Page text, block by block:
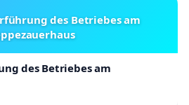
des Betriebes am
des Betriebes am